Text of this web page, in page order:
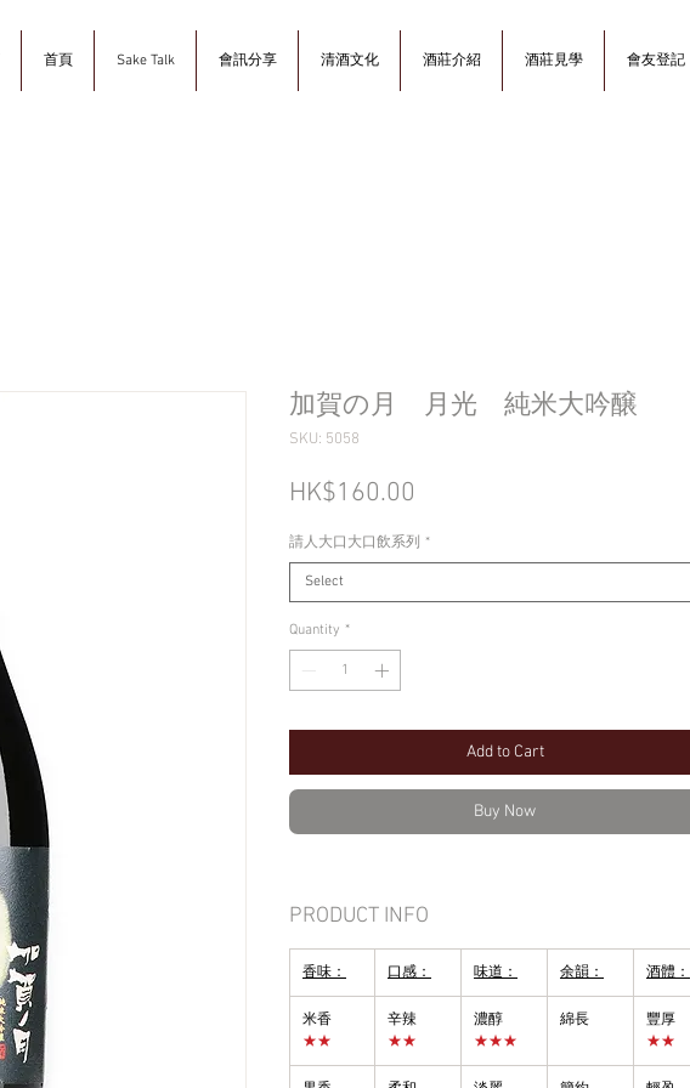
首頁 Sake Talk 會訊分享 清酒文化 酒莊介紹 酒莊見學 會友登記
加賀の月 月光 純米大吟醸
SKU: 5058
HK$160.00
請人大口大口飲系列 *
Select
Quantity *
Add to Cart
Buy Now
PRODUCT INFO
香味： 口感： 味道： 余韻： 酒體：
米香
★★
辛辣
★★
濃醇
★★★
綿長
豐厚
★★